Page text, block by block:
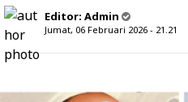
Editor: Admin
Jumat, 06 Februari 2026 - 21.21